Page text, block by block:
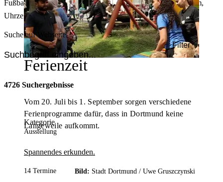
Ferienzeit
Vom 20. Juli bis 1. September sorgen verschiedene
Ferienprogramme dafür, dass in Dortmund keine
Langeweile aufkommt.
Spannendes erkunden.
Bild: Stadt Dortmund / Uwe Gruszczynski
Fußballspiel bis zum Flohmarkt. Sie können dabei nach Datum,
Uhrzeit, Ort oder Art der Veranstaltung auswählen. Viel Spaß!
Suche auf Webseite
Filter
4726 Suchergebnisse
Kategorie
Ausstellung
14 Termine